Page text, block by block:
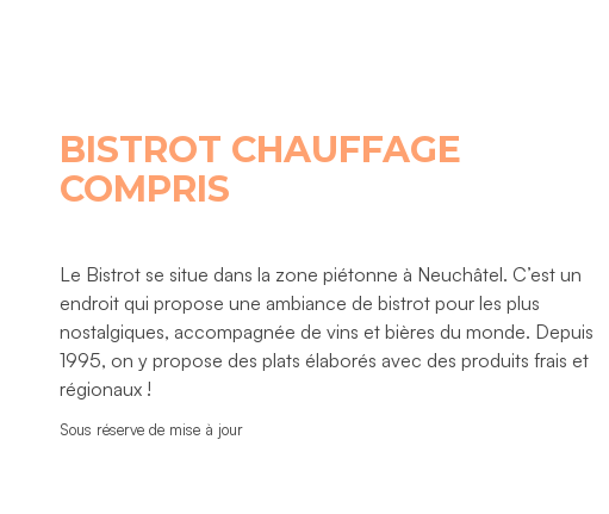
BISTROT CHAUFFAGE
COMPRIS
Le Bistrot se situe dans la zone piétonne à Neuchâtel. C’est un
endroit qui propose une ambiance de bistrot pour les plus
nostalgiques, accompagnée de vins et bières du monde. Depuis
1995, on y propose des plats élaborés avec des produits frais et
régionaux !
Sous réserve de mise à jour